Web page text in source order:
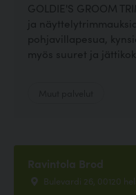
GOLDIE'S GROOM
ja
pohjavillapesua,
myös suuret ja
Ravintola Brod
Bulevardi 26, 00120